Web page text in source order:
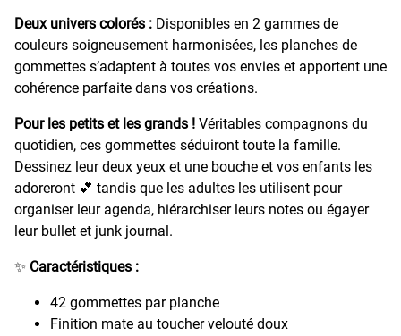
Deux univers colorés : Disponibles en 2 gammes de
couleurs soigneusement harmonisées, les planches de
gommettes s’adaptent à toutes vos envies et apportent une
cohérence parfaite dans vos créations.
Pour les petits et les grands ! Véritables compagnons du
quotidien, ces gommettes séduiront toute la famille.
Dessinez leur deux yeux et une bouche et vos enfants les
adoreront 💕 tandis que les adultes les utilisent pour
organiser leur agenda, hiérarchiser leurs notes ou égayer
leur bullet et junk journal.
✨ Caractéristiques :
42 gommettes par planche
Finition mate au toucher velouté doux